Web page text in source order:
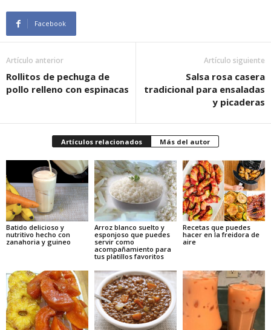
Facebook
Artículo anterior
Rollitos de pechuga de
pollo relleno con espinacas
Artículo siguiente
Salsa rosa casera
tradicional para ensaladas
y picaderas
Artículos relacionados Más del autor
Batido delicioso y
nutritivo hecho con
zanahoria y guineo
Arroz blanco suelto y
esponjoso que puedes
servir como
acompañamiento para
tus platillos favoritos
Recetas que puedes
hacer en la freidora de
aire